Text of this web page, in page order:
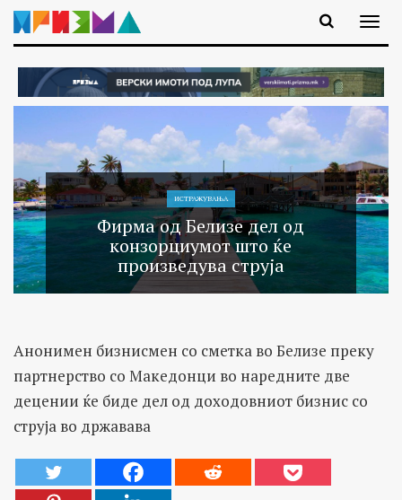
ИСТРАЖУВАЊA
Фирма од Белизе дел од
конзорциумот што ќе
произведува струја
Анонимен бизнисмен со сметка во Белизе преку
партнерство со Македонци во наредните две
децении ќе биде дел од доходовниот бизнис со
струја во државава